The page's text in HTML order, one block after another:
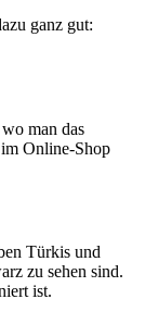
ganz gut:
man das
Online-Shop
Türkis und
zu sehen sind.
ist.